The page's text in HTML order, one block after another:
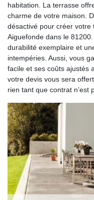
habitation. La terrasse
charme de votre maison.
désactivé pour créer votre
Aiguefonde dans le
durabilité exemplaire et
intempéries. Aussi, vous
facile et ses coûts ajustés
votre devis vous sera
rien tant que contrat n’est